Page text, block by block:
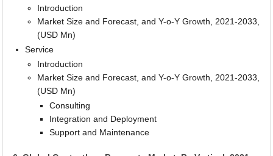
Introduction
Market Size and Forecast, and Y-o-Y Growth, 2021-2033,
(USD Mn)
Service
Introduction
Market Size and Forecast, and Y-o-Y Growth, 2021-2033,
(USD Mn)
Consulting
Integration and Deployment
Support and Maintenance